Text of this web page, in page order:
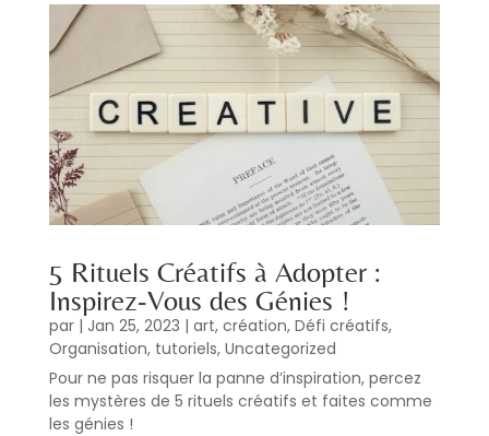
5 Rituels Créatifs à Adopter :
Inspirez-Vous des Génies !
par | Jan 25, 2023 | art, création, Défi créatifs,
Organisation, tutoriels, Uncategorized
Pour ne pas risquer la panne d’inspiration, percez
les mystères de 5 rituels créatifs et faites comme
les génies !